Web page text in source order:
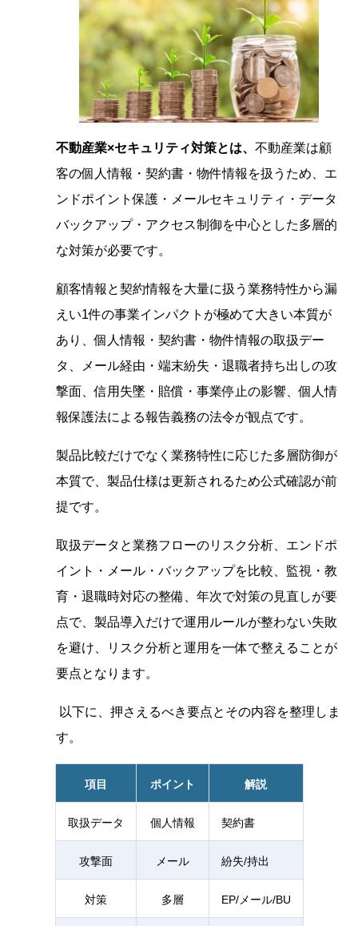
不動産業×セキュリティ対策とは、 不動産業は顧
客の個人情報・契約書・物件情報を扱うため、エ
ンドポイント保護・メールセキュリティ・データ
バックアップ・アクセス制御を中心とした多層的
な対策が必要です。
顧客情報と契約情報を大量に扱う業務特性から漏
えい1件の事業インパクトが極めて大きい本質が
あり、個人情報・契約書・物件情報の取扱デー
タ、メール経由・端末紛失・退職者持ち出しの攻
撃面、信用失墜・賠償・事業停止の影響、個人情
報保護法による報告義務の法令が観点です。
製品比較だけでなく業務特性に応じた多層防御が
本質で、製品仕様は更新されるため公式確認が前
提です。
取扱データと業務フローのリスク分析、エンドポ
イント・メール・バックアップを比較、監視・教
育・退職時対応の整備、年次で対策の見直しが要
点で、製品導入だけで運用ルールが整わない失敗
を避け、リスク分析と運用を一体で整えることが
要点となります。
以下に、押さえるべき要点とその内容を整理しま
す。
項目 ポイント 解説
取扱データ 個人情報 契約書
攻撃面 メール 紛失/持出
対策 多層 EP/メール/BU